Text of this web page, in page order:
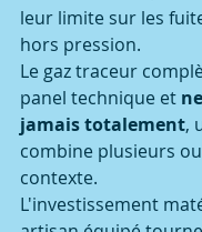
leur limite sur les
hors pression.
Le gaz traceur
panel technique et
jamais totalement,
combine plusieurs
contexte.
L'investissement